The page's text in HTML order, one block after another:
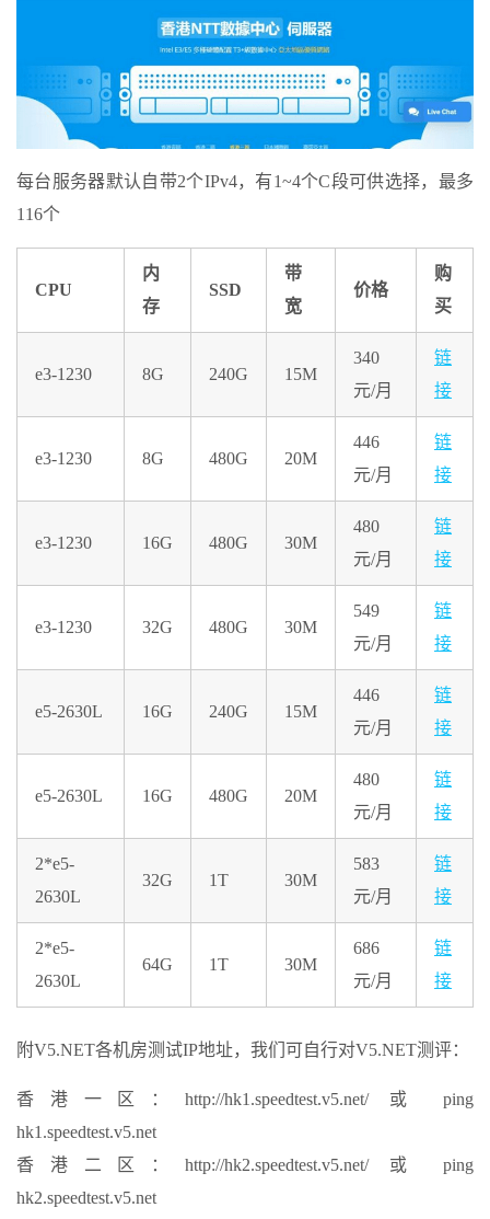
每台服务器默认自带2个IPv4，有1~4个C段可供选择，最多
116个
CPU
内
存
SSD
带
宽
价格
购
买
e3-1230 8G 240G 15M
340
元/月
链
接
e3-1230 8G 480G 20M
446
元/月
链
接
e3-1230 16G 480G 30M
480
元/月
链
接
e3-1230 32G 480G 30M
549
元/月
链
接
e5-2630L 16G 240G 15M
446
元/月
链
接
e5-2630L 16G 480G 20M
480
元/月
链
接
2*e5-
2630L
32G 1T 30M
583
元/月
链
接
2*e5-
2630L
64G 1T 30M
686
元/月
链
接
附V5.NET各机房测试IP地址，我们可自行对V5.NET测评：
香港一区：http://hk1.speedtest.v5.net/ 或 ping
hk1.speedtest.v5.net
香港二区：http://hk2.speedtest.v5.net/ 或 ping
hk2.speedtest.v5.net